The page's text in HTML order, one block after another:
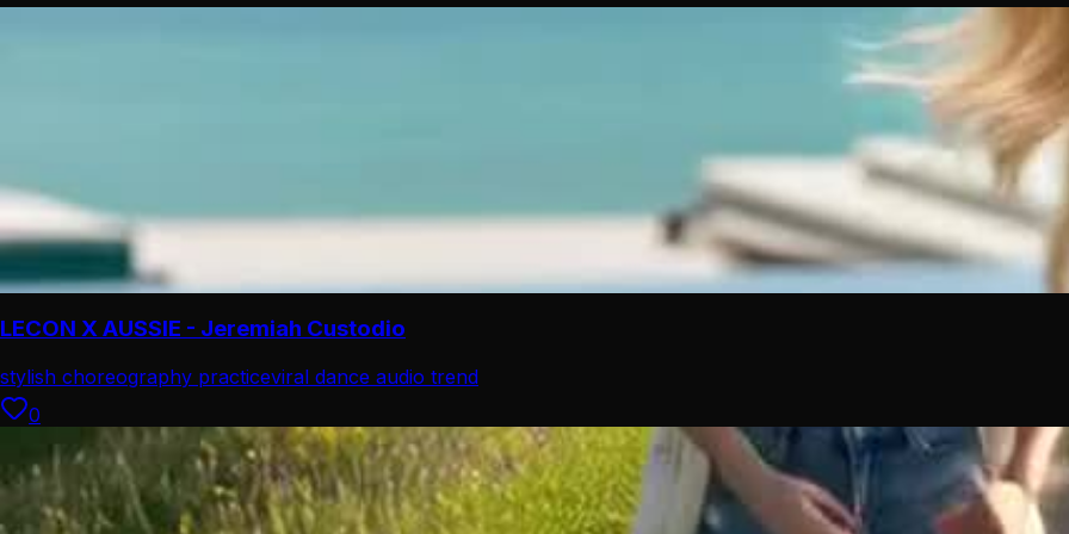
LECON X AUSSIE - Jeremiah Custodio
stylish choreography practiceviral dance audio trend
0